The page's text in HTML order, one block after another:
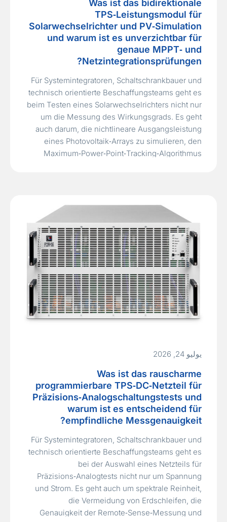
Was ist das bidirektionale
TPS‑Leistungsmodul für
Solarwechselrichter und PV‑Simulation
und warum ist es unverzichtbar für
genaue MPPT‑ und
Netzintegrationsprüfungen?
Für Systemintegratoren, Schaltschrankbauer und
technisch orientierte Beschaffungsteams geht es
beim Testen eines Solarwechselrichters nicht nur
um die Messung des Wirkungsgrads. Es geht
auch darum, die nichtlineare Ausgangsleistung
eines Photovoltaik‑Arrays zu simulieren, den
Maximum‑Power‑Point‑Tracking‑Algorithmus
يوليو 24, 2026
Was ist das rauscharme
programmierbare TPS‑DC‑Netzteil für
Präzisions‑Analogschaltungstests und
warum ist es entscheidend für
empfindliche Messgenauigkeit?
Für Systemintegratoren, Schaltschrankbauer und
technisch orientierte Beschaffungsteams geht es
bei der Auswahl eines Netzteils für
Präzisions‑Analogtests nicht nur um Spannung
und Strom. Es geht auch um spektrale Reinheit,
die Vermeidung von Erdschleifen, die
Genauigkeit der Remote‑Sense‑Messung und